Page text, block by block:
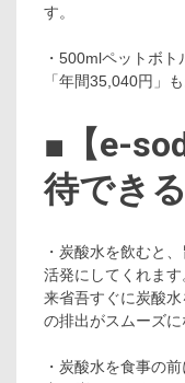
す。
・500mlペットボ
「年間35,040円」も
■【e-
待でき
・炭酸水を飲むと
活発にしてくれます
来省吾すぐに炭酸
の排出がスムーズに
・炭酸水を食事の